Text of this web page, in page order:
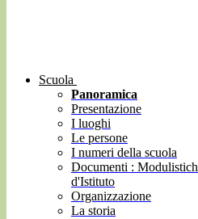
Scuola
Panoramica
Presentazione
I luoghi
Le persone
I numeri della scuola
Documenti :
d'Istituto
Organizzazione
La storia